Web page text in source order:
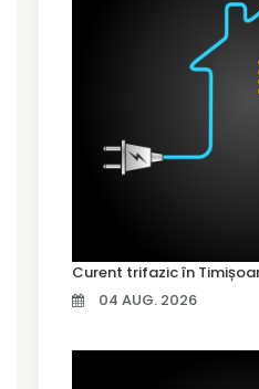
04 AUG. 2026